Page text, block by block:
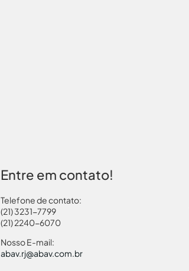
Entre em contato!
Telefone de contato:
(21) 3231-7799
(21) 2240-6070
Nosso E-mail:
abav.rj@abav.com.br